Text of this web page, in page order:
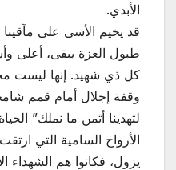
الأبدي.
قد يخيم الأسى على
طبول العزة يبقى، أعلى
كل ذي شهيد. إنها ليست
وقفة إجلال أمام قمم
لتهدينا أثمن ما نملك”
الأرواح السامية التي
يزول، فكانوا هم الشهداء